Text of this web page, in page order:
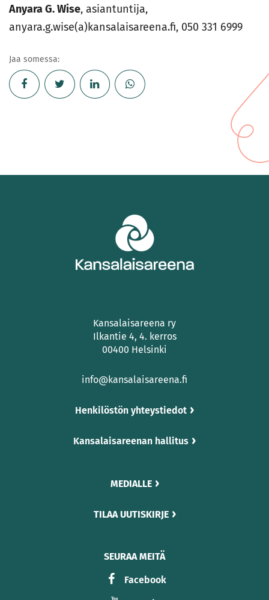
Anyara G. Wise, asiantuntija,
anyara.g.wise(a)kansalaisareena.fi, 050 331 6999
Jaa somessa:
Kansalaisareena ry
Ilkantie 4, 4. kerros
00400 Helsinki
info@kansalaisareena.fi
Henkilöstön yhteystiedot
Kansalaisareenan hallitus
MEDIALLE
TILAA UUTISKIRJE
SEURAA MEITÄ
Facebook